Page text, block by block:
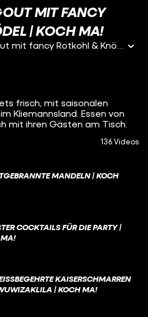
MIT FANCY
| KOCH MA!
Das Rezept für Rehragout mit fancy Rotkohl & Knödel.
frisch, mit saisonalen
Kliemannsland. Essen von
mit ihren Gästen am Tisch.
136 Videos
MANDELN | KOCH
COCKTAILS FÜR DIE PARTY |
KAISERSCHMARREN
| KOCH MA!